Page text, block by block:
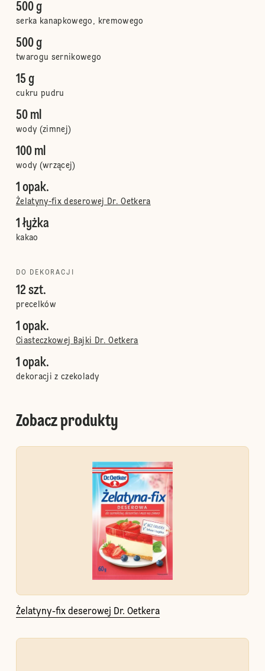
500 g
serka kanapkowego, kremowego
500 g
twarogu sernikowego
15 g
cukru pudru
50 ml
wody (zimnej)
100 ml
wody (wrzącej)
1 opak.
Żelatyny-fix deserowej Dr. Oetkera
1 łyżka
kakao
DO DEKORACJI
12 szt.
precelków
1 opak.
Ciasteczkowej Bajki Dr. Oetkera
1 opak.
dekoracji z czekolady
Zobacz produkty
Żelatyny-fix deserowej Dr. Oetkera